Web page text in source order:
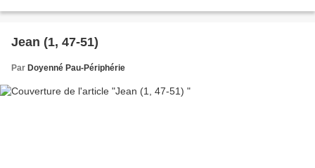
Jean (1, 47-51)
Par Doyenné Pau-Périphérie